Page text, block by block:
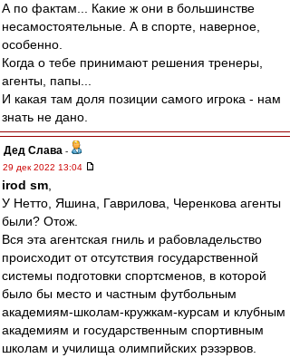
А по фактам... Какие ж они в большинстве
несамостоятельные. А в спорте, наверное,
особенно.
Когда о тебе принимают решения тренеры,
агенты, папы...
И какая там доля позиции самого игрока - нам
знать не дано.
Дед Слава -
29 дек 2022 13:04
irod sm
У Нетто, Яшина, Гаврилова, Черенкова агенты
были? Отож.
Вся эта агентская гниль и рабовладельство
происходит от отсутствия государственной
системы подготовки спортсменов, в которой
было бы место и частным футбольным
академиям-школам-кружкам-курсам и клубным
академиям и государственным спортивным
школам и училища олимпийских рэзэрвов.